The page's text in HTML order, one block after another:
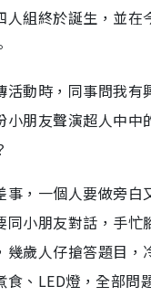
人組終於誕生，並在
活動時，同事問我有
小朋友聲演超人中中
事，一個人要做旁白
同小朋友對話，手忙
幾歲人仔搶答題目，
食、LED燈，全部問